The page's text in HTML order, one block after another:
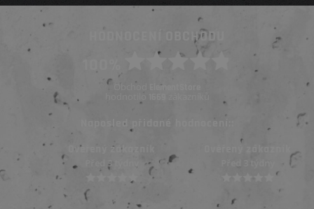
HODNOCENÍ OBCHODU
Obchod ElementStore
hodnotilo
Naposled přidané hodnocení::
Ověřený zákazník
Před 3 týdny
Ověřený zákazník